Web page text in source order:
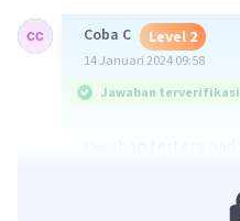
Coba C Level 2
14 Januari 2024 09:58
Jawaban terverifikasi